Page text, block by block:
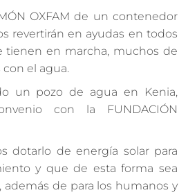
OXFAM de un contenedor
revertirán en ayudas en todos
tienen en marcha, muchos de
el agua.
un pozo de agua en Kenia,
con la FUNDACIÓN
dotarlo de energía solar para
y que de esta forma sea
además de para los humanos y